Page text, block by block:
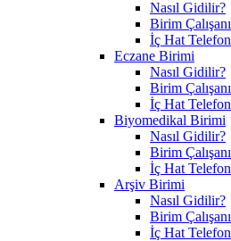
Nasıl Gidilir?
Birim Çalışanı
İç Hat Telefon
Eczane Birimi
Nasıl Gidilir?
Birim Çalışanı
İç Hat Telefon
Biyomedikal Birimi
Nasıl Gidilir?
Birim Çalışanı
İç Hat Telefon
Arşiv Birimi
Nasıl Gidilir?
Birim Çalışanı
İç Hat Telefon